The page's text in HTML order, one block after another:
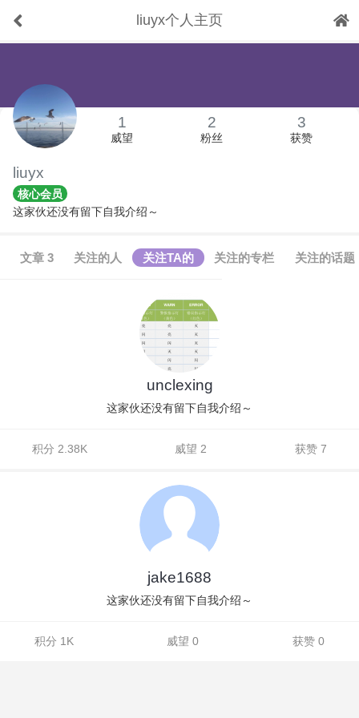
liuyx个人主页
下拉刷新
1
威望
2
粉丝
3
获赞
liuyx
核心会员
这家伙还没有留下自我介绍～
文章 3 关注的人 关注TA的 关注的专栏 关注的话题
unclexing
这家伙还没有留下自我介绍～
积分 2.38K 威望 2 获赞 7
jake1688
这家伙还没有留下自我介绍～
积分 1K 威望 0 获赞 0